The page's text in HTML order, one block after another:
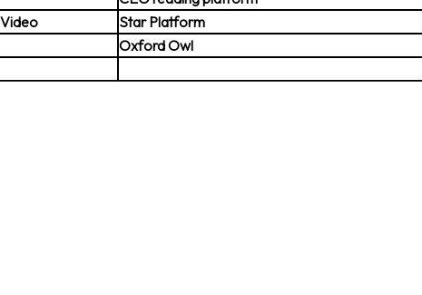
Star Platform
Oxford Owl